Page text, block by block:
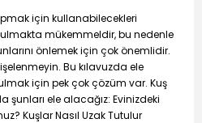
için kullanabilecekleri
mükemmeldir, bu nedenle
önlemek için çok önemlidir.
Bu kılavuzda ele
için pek çok çözüm var. Kuş
şunları ele alacağız: Evinizdeki
Kuşlar Nasıl Uzak Tutulur